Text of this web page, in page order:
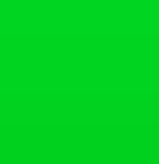
台，用于发布产品、收